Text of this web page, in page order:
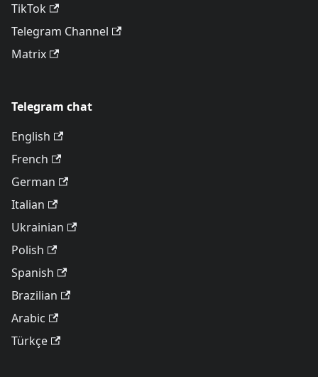
TikTok
Telegram Channel
Matrix
Telegram chat
English
French
German
Italian
Ukrainian
Polish
Spanish
Brazilian
Arabic
Türkçe